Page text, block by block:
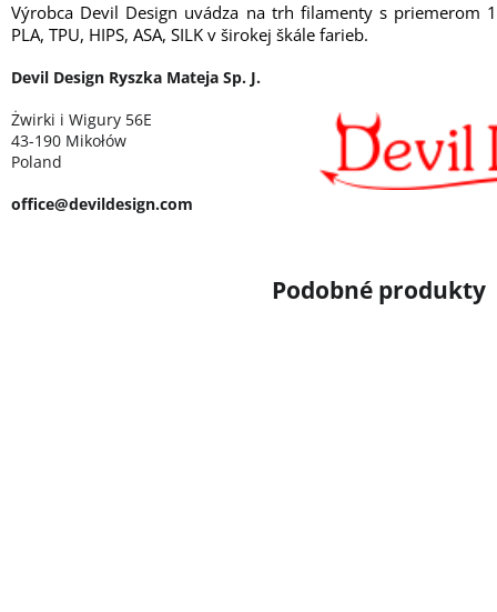
Výrobca Devil Design uvádza na trh filamenty s priemerom
PLA, TPU, HIPS, ASA, SILK v širokej škále farieb.
Devil Design Ryszka Mateja Sp. J.
Żwirki i Wigury 56E
43-190 Mikołów
Poland
office@devildesign.com